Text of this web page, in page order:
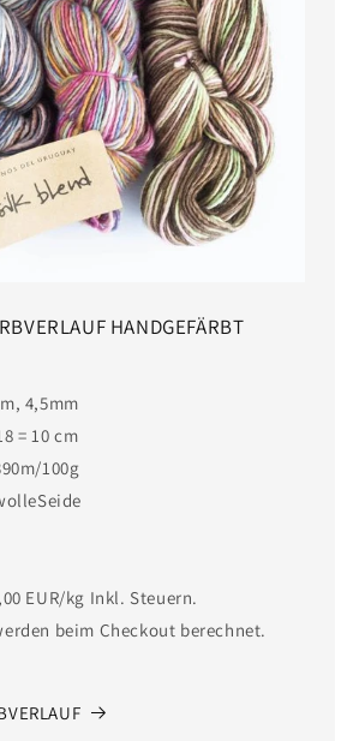
HANDGEFÄRBT
4,5mm
= 10 cm
100g
EUR/kg Inkl. Steuern.
beim Checkout berechnet.